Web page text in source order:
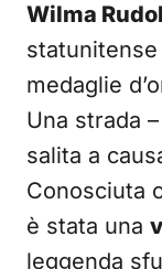
Wilma
medaglie
Una strada
salita a
Conosciuta
è stata una
leggenda